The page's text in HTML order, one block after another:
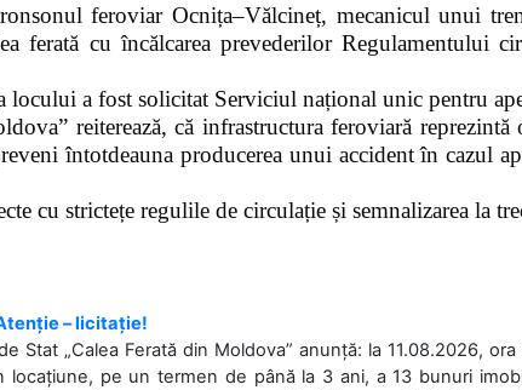
feroviar Ocnița–Vălcineț, mecanicul unui
ferată cu încălcarea prevederilor Regulamentului
locului a fost solicitat Serviciul național unic pentru
reiterează, că infrastructura feroviară
întotdeauna producerea unui accident în cazul
cu strictețe regulile de circulație și semnalizarea la
– licitație!
Stat „Calea Ferată din Moldova” anunță: la 11.08.2026,
locațiune, pe un termen de până la 3 ani, a 13 bunuri